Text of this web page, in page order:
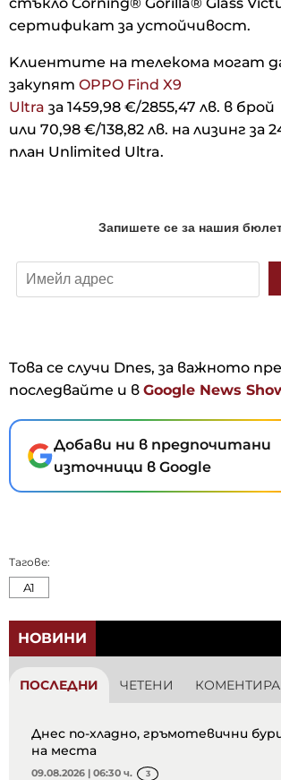
сертификат за устойчивост.
Kлиентите на телекома могат
закупят OPPO Find X9
Ultra за 1459,98 €/2855,47 лв. в брой
или 70,98 €/138,82 лв. на лизинг за
план Unlimited Ultra.
Това се случи Dnes, за важното
последвайте и в Google News
Добави ни в предпочитани
източници в Google
Тагове:
A1
НОВИНИ
ПОСЛЕДНИ ЧЕТЕНИ
Днес по-хладно, гръмотевични
на места
09.08.2026 | 06:30 ч. 3